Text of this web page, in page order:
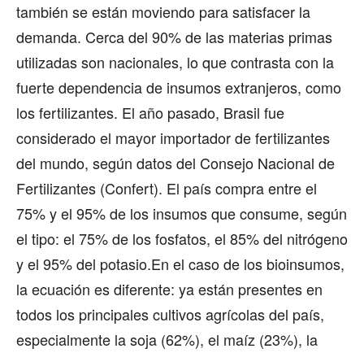
también se están moviendo para satisfacer la
demanda. Cerca del 90% de las materias primas
utilizadas son nacionales, lo que contrasta con la
fuerte dependencia de insumos extranjeros, como
los fertilizantes. El año pasado, Brasil fue
considerado el mayor importador de fertilizantes
del mundo, según datos del Consejo Nacional de
Fertilizantes (Confert). El país compra entre el
75% y el 95% de los insumos que consume, según
el tipo: el 75% de los fosfatos, el 85% del nitrógeno
y el 95% del potasio.En el caso de los bioinsumos,
la ecuación es diferente: ya están presentes en
todos los principales cultivos agrícolas del país,
especialmente la soja (62%), el maíz (23%), la